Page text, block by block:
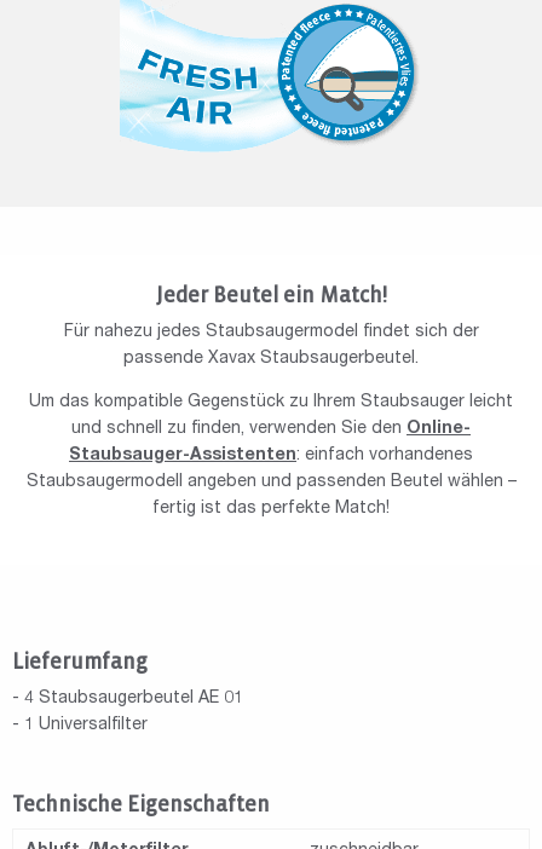
Jeder Beutel ein Match!
Für nahezu jedes Staubsaugermodel findet sich der
passende Xavax Staubsaugerbeutel.
Um das kompatible Gegenstück zu Ihrem Staubsauger leicht
und schnell zu finden, verwenden Sie den Online-
Staubsauger-Assistenten: einfach vorhandenes
Staubsaugermodell angeben und passenden Beutel wählen –
fertig ist das perfekte Match!
Lieferumfang
- 4 Staubsaugerbeutel AE 01
- 1 Universalfilter
Technische Eigenschaften